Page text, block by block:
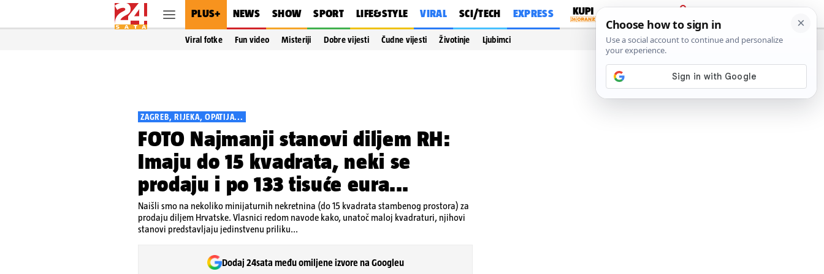
PLUS+ NEWS SHOW SPORT LIFE&STYLE VIRAL SCI/TECH EXPRESS
PRIJAVA
Viral fotke Fun video Misteriji Dobre vijesti Čudne vijesti Životinje Ljubimci
ZAGREB, RIJEKA, OPATIJA...
FOTO Najmanji stanovi diljem RH:
Imaju do 15 kvadrata, neki se
prodaju i po 133 tisuće eura...
Naišli smo na nekoliko minijaturnih nekretnina (do 15 kvadrata stambenog prostora) za
prodaju diljem Hrvatske. Vlasnici redom navode kako, unatoč maloj kvadraturi, njihovi
stanovi predstavljaju jedinstvenu priliku...
Dodaj 24sata među omiljene izvore na Googleu